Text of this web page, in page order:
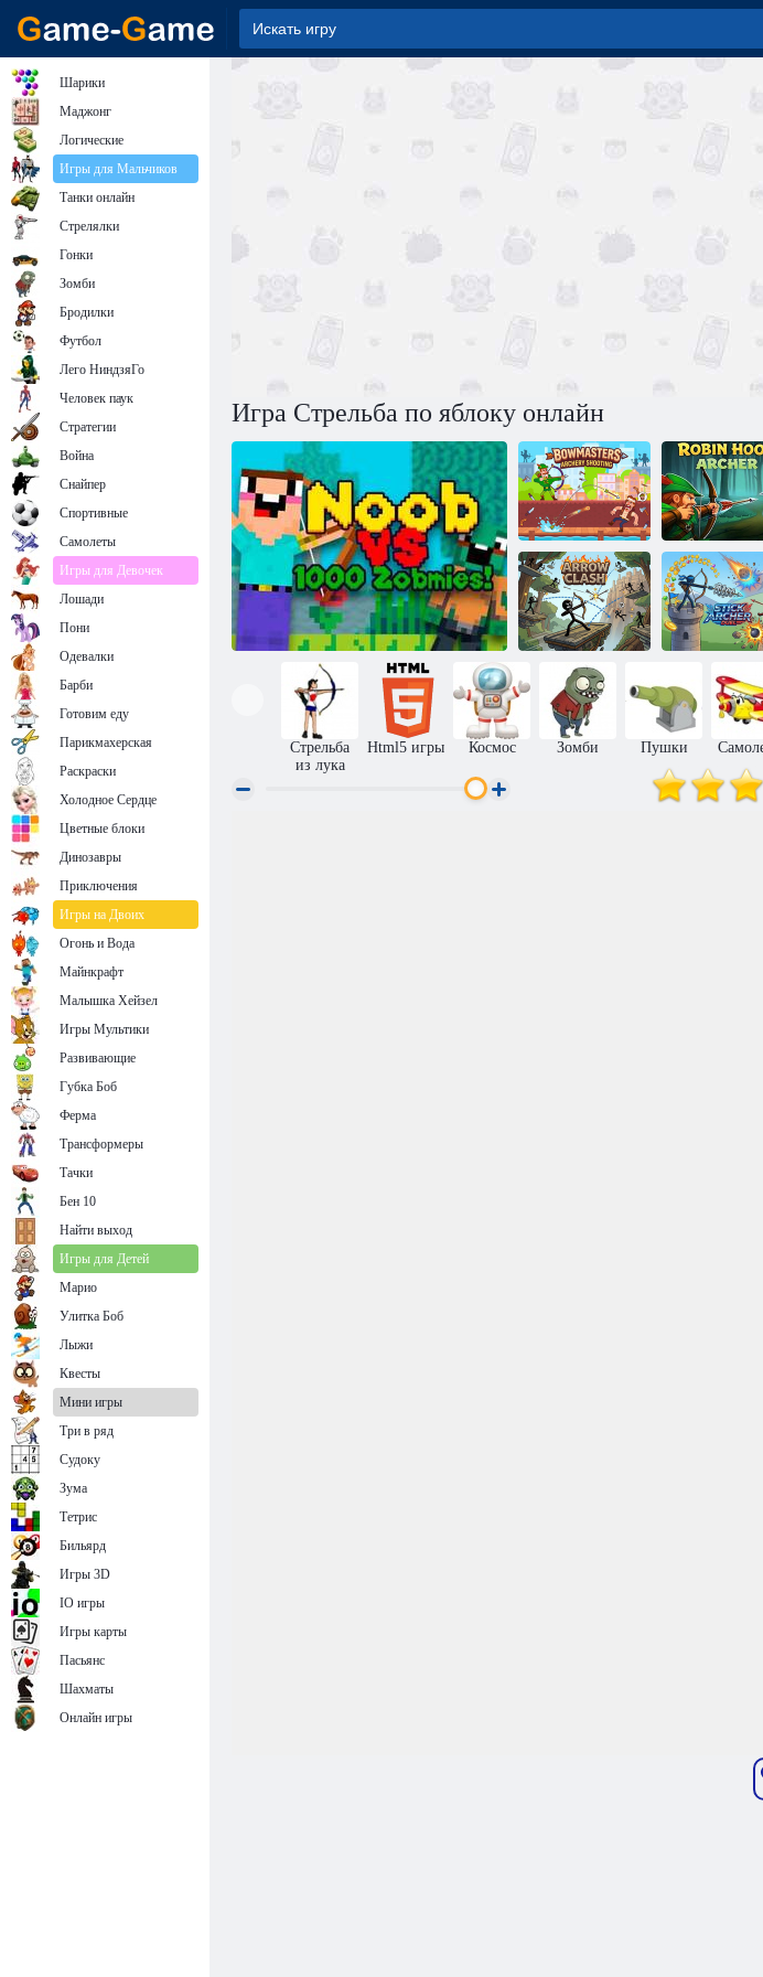
Игра Стрельба по яблоку онлайн
Мастера лука:
Стрельба из
лука от
Лучник
Гуд
Столкновение
стрел
Стикмен:
Стрельба
из лука
Html5 игры Космос Зомби Пушки
Шарики
Маджонг
Логические
Игры для Мальчиков
Танки онлайн
Стрелялки
Гонки
Зомби
Бродилки
Футбол
Лего НиндзяГо
Человек паук
Стратегии
Война
Снайпер
Спортивные
Самолеты
Игры для Девочек
Лошади
Пони
Одевалки
Барби
Готовим еду
Парикмахерская
Раскраски
Холодное Сердце
Цветные блоки
Динозавры
Приключения
Игры на Двоих
Огонь и Вода
Майнкрафт
Малышка Хейзел
Игры Мультики
Развивающие
Губка Боб
Ферма
Трансформеры
Тачки
Бен 10
Найти выход
Игры для Детей
Марио
Улитка Боб
Лыжи
Квесты
Мини игры
Три в ряд
Судоку
Зума
Тетрис
Бильярд
Игры 3D
IO игры
Игры карты
Пасьянс
Шахматы
Онлайн игры